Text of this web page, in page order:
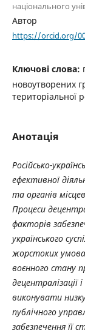
національного
Автор
https://orcid.org/
Ключові слова:
новоутворених
територіальної
Анотація
Російсько-
ефективної
та органів
Процеси
факторів
українського
жорстоких
воєнного стану
виконувати
публічного
забезпечення її